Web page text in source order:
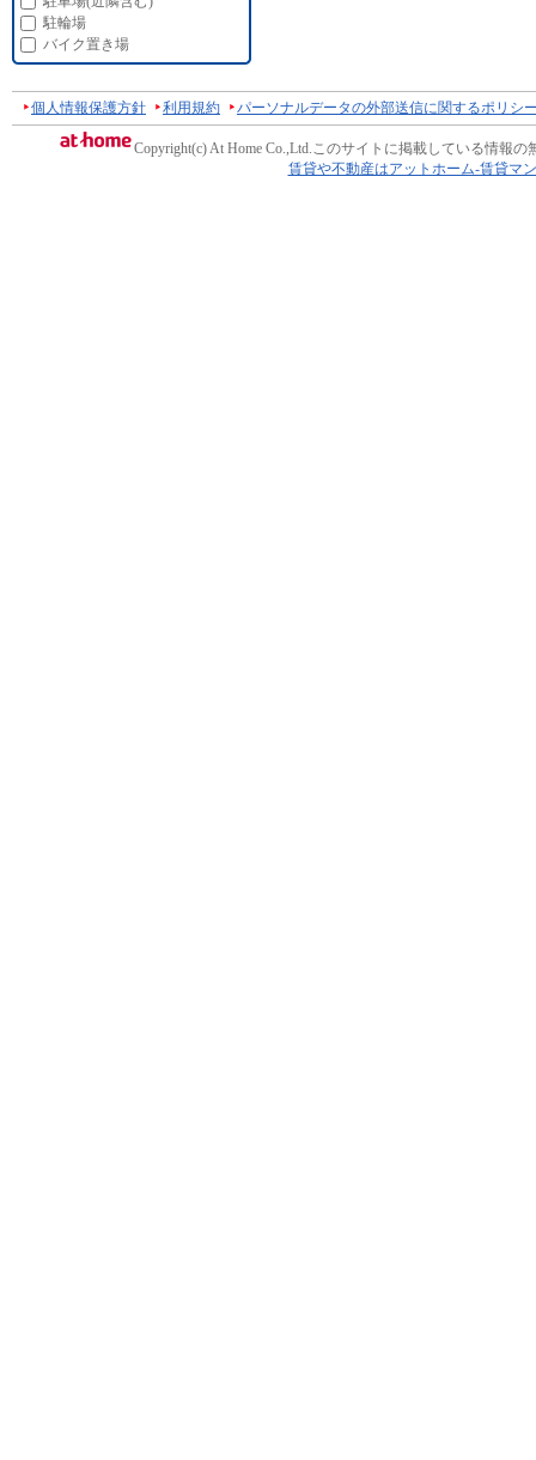
駐輪場
バイク置き場
個人情報保護方針 利用規約 パーソナルデータの外部送信に関するポリシ
Copyright(c) At Home Co.,Ltd.このサイトに掲載している情報の
賃貸や不動産はアットホーム-賃貸マ